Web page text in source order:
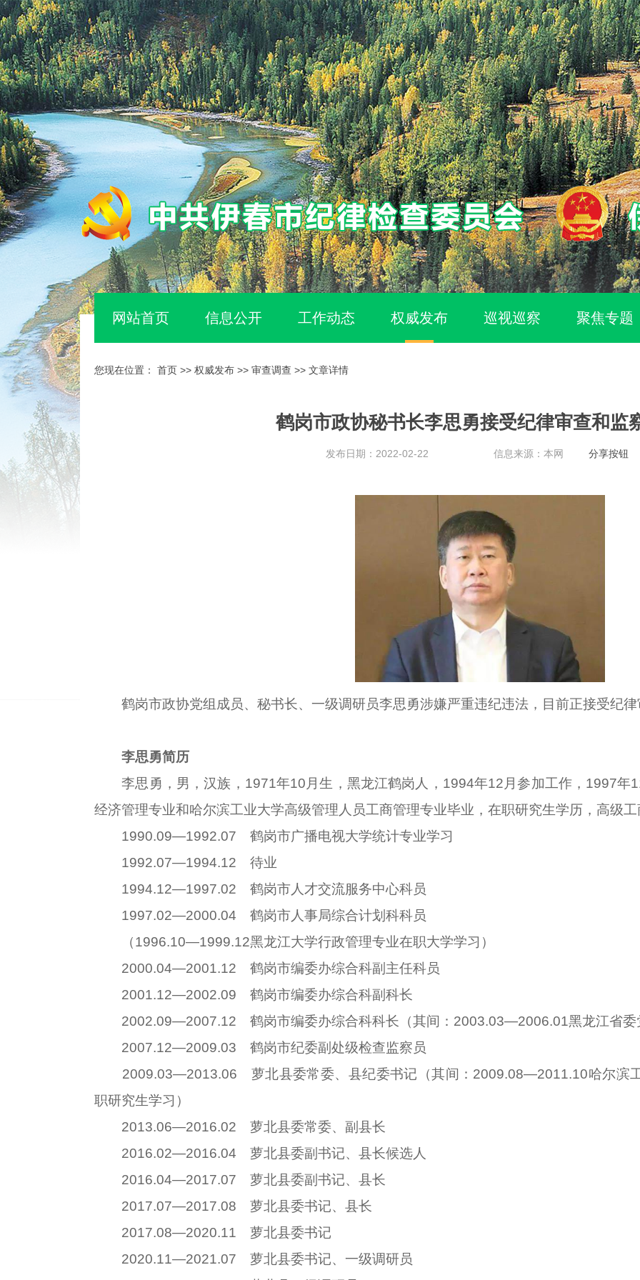
网站首页 信息公开 工作动态 权威发布 巡视巡察 聚焦专题
您现在位置： 首页 >> 权威发布 >> 审查调查 >> 文章详情
鹤岗市政协秘书长李思勇接受纪律审查和监
发布日期：2022-02-22 信息来源：本网 分享按钮
鹤岗市政协党组成员、秘书长、一级调研员李思勇涉嫌严重违纪违法，目前正接受纪律
李思勇简历
李思勇，男，汉族，1971年10月生，黑龙江鹤岗人，1994年12月参加工作，1997年
经济管理专业和哈尔滨工业大学高级管理人员工商管理专业毕业，在职研究生学历，高级
1990.09—1992.07 鹤岗市广播电视大学统计专业学习
1992.07—1994.12 待业
1994.12—1997.02 鹤岗市人才交流服务中心科员
1997.02—2000.04 鹤岗市人事局综合计划科科员
（1996.10—1999.12黑龙江大学行政管理专业在职大学学习）
2000.04—2001.12 鹤岗市编委办综合科副主任科员
2001.12—2002.09 鹤岗市编委办综合科副科长
2002.09—2007.12 鹤岗市编委办综合科科长（其间：2003.03—2006.01黑龙江省委
2007.12—2009.03 鹤岗市纪委副处级检查监察员
2009.03—2013.06 萝北县委常委、县纪委书记（其间：2009.08—2011.10哈尔滨工
职研究生学习）
2013.06—2016.02 萝北县委常委、副县长
2016.02—2016.04 萝北县委副书记、县长候选人
2016.04—2017.07 萝北县委副书记、县长
2017.07—2017.08 萝北县委书记、县长
2017.08—2020.11 萝北县委书记
2020.11—2021.07 萝北县委书记、一级调研员